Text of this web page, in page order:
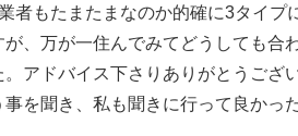
者もたまたまなのか的確に3タイプ
、万が一住んでみてどうしても合
アドバイス下さりありがとうござ
を聞き、私も聞きに行って良かっ